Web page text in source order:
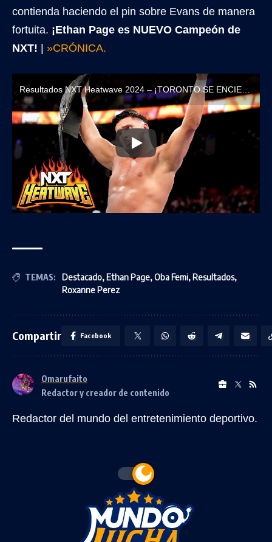
contienda haciendo el pin sobre Evans de manera
fortuita. ¡Ethan Page es NUEVO Campeón de
NXT! | »CRÓNICA.
TEMAS: Destacado, Ethan Page,Oba Femi,Resultados,
Roxanne Perez
Compartir Facebook
Omarufaito
Redactor y creador de contenido
Redactor del mundo del entretenimiento deportivo.